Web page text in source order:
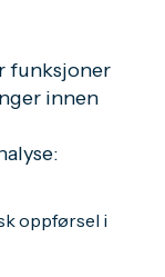
funksjoner
innen
oppførsel i